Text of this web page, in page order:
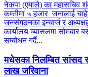
नेकपा (एमाले) का महासचिव
कम्तीमा ५ हजार जनालाई
जनसंगठनका इन्चार्ज र
कार्यालय च्यासलमा
सम्बोधन गर्दै...
मधेसका निलम्बित सांसद
लाख जरिवाना